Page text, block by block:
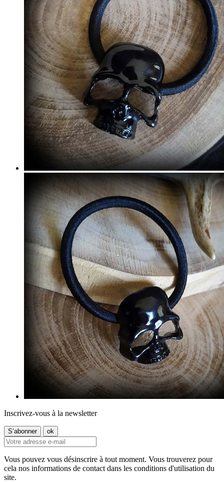
Inscrivez-vous à la newsletter
Vous pouvez vous désinscrire à tout moment. Vous trouverez pour
cela nos informations de contact dans les conditions d'utilisation du
site.